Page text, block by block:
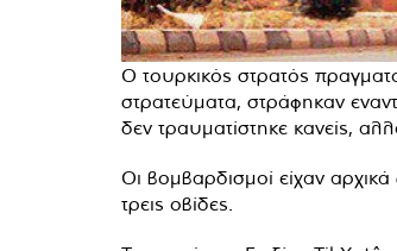
Ο τουρκικός στρατός
στρατεύματα, στράφηκαν
δεν τραυματίστηκε κανείς,
Οι βομβαρδισμοί είχαν
τρεις οβίδες.